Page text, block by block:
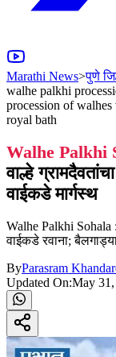
Marathi News>पुणे
walhe palkhi
procession of
royal bath
Walhe Palkhi
वाल्हे
वाईकडे मार्गस्थ
Walhe Palkhi Sohala :
वाईकडे रवाना;
ByParasram
Updated On:May